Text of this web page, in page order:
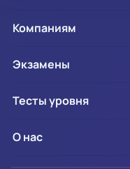
Компаниям
Экзамены
Тесты уровня
О нас